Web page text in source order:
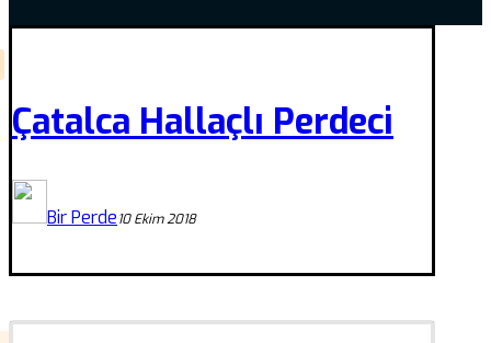
Çatalca Hallaçlı Perdeci
Bir Perde10 Ekim 2018